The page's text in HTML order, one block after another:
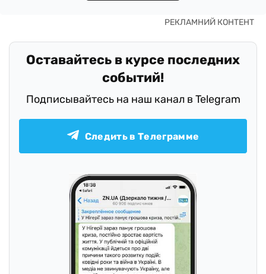
Оставайтесь в курсе последних
событий!
Подписывайтесь на наш канал в Telegram
Следить в Телеграмме